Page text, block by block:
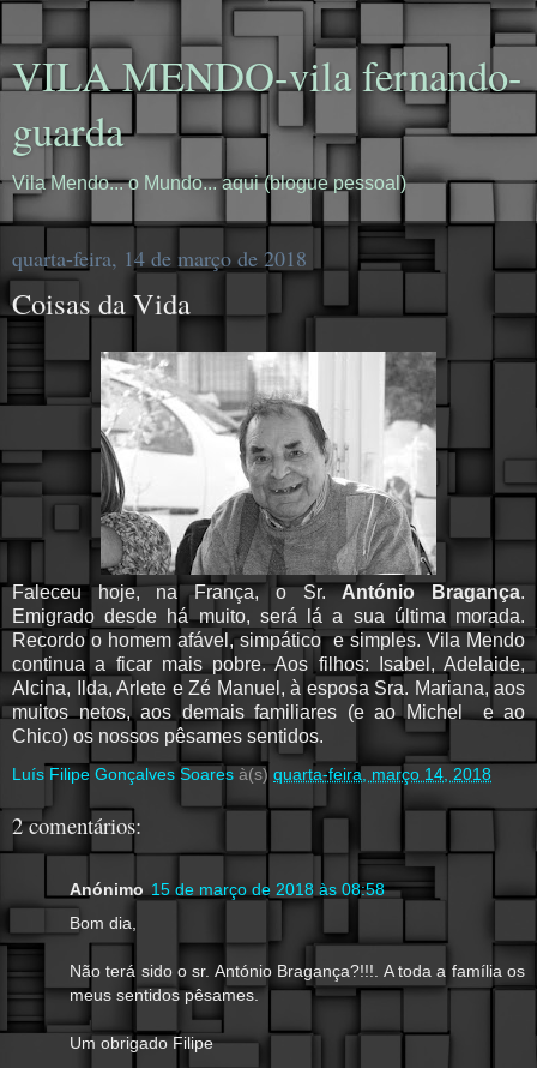
VILA MENDO-vila fernando-
guarda
Vila Mendo... o Mundo... aqui (blogue pessoal)
quarta-feira, 14 de março de 2018
Coisas da Vida
Faleceu hoje, na França, o Sr.António Bragança.
Emigrado desde há muito, será lá a sua última morada.
Recordo o homem afável, simpático e simples. Vila Mendo
continua a ficar mais pobre. Aos filhos: Isabel, Adelaide,
Alcina, Ilda, Arlete e Zé Manuel, à esposa Sra. Mariana, aos
muitos netos, aos demais familiares (e ao Michel e ao
Chico) os nossos pêsames sentidos.
Luís Filipe Gonçalves Soares à(s) quarta-feira, março 14, 2018
2 comentários:
Anónimo 15 de março de 2018 às 08:58
Bom dia,
Não terá sido o sr. António Bragança?!!!. A toda a família os
meus sentidos pêsames.
Um obrigado Filipe